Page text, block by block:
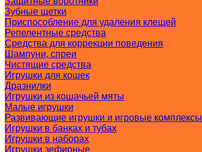
Зубные щетки
Приспособление для удаления клещей
Репелентные средства
Средства для коррекции поведения
Шампуни, спреи
Чистящие средства
Игрушки для кошек
Дразнилки
Игрушки из кошачьей мяты
Малые игрушки
Развивающие игрушки и игровые комплексы
Игрушки в банках и тубах
Игрушки в наборах
Игрушки зефирные